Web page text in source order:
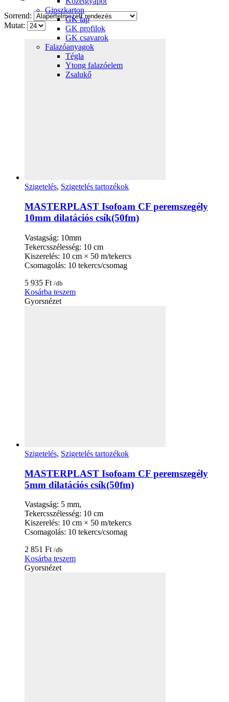
Gipszkarton
GK lap
GK profilok
GK csavarok
Falazóanyagok
Tégla
Ytong falazóelem
Zsalukő
Sorrend:
Mutat:
Szigetelés, Szigetelés tartozékok
MASTERPLAST Isofoam CF peremszegély
10mm dilatációs csík(50fm)
Vastagság: 10mm
Tekercsszélesség: 10 cm
Kiszerelés: 10 cm × 50 m/tekercs
Csomagolás: 10 tekercs/csomag
5 935 Ft /db
Kosárba teszem
Gyorsnézet
Szigetelés, Szigetelés tartozékok
MASTERPLAST Isofoam CF peremszegély
5mm dilatációs csík(50fm)
Vastagság: 5 mm,
Tekercsszélesség: 10 cm
Kiszerelés: 10 cm × 50 m/tekercs
Csomagolás: 10 tekercs/csomag
2 851 Ft /db
Kosárba teszem
Gyorsnézet